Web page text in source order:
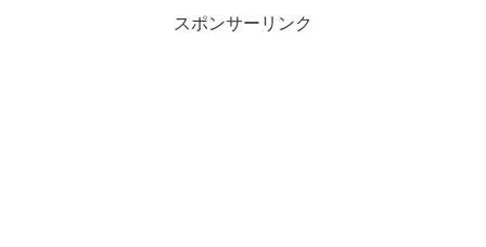
スポンサーリンク